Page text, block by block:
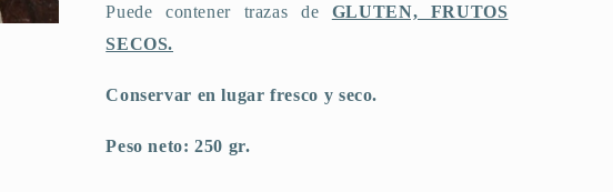
Puede contener trazas de GLUTEN, FRUTOS
SECOS.
Conservar en lugar fresco y seco.
Peso neto: 250 gr.